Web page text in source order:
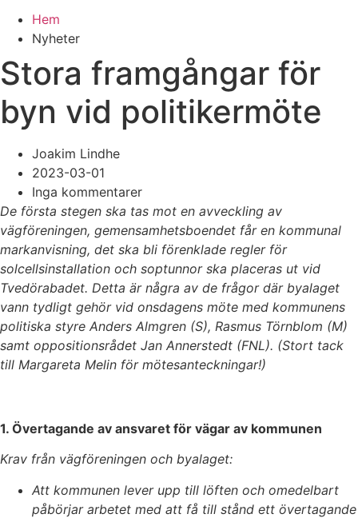
Hem
Nyheter
Stora framgångar för
byn vid politikermöte
Joakim Lindhe
2023-03-01
Inga kommentarer
De första stegen ska tas mot en avveckling av
vägföreningen, gemensamhetsboendet får en kommunal
markanvisning, det ska bli förenklade regler för
solcellsinstallation och soptunnor ska placeras ut vid
Tvedörabadet. Detta är några av de frågor där byalaget
vann tydligt gehör vid onsdagens möte med kommunens
politiska styre Anders Almgren (S), Rasmus Törnblom (M)
samt oppositionsrådet Jan Annerstedt (FNL). (Stort tack
till Margareta Melin för mötesanteckningar!)
1. Övertagande av ansvaret för vägar av kommunen
Krav från vägföreningen och byalaget:
Att kommunen lever upp till löften och omedelbart
påbörjar arbetet med att få till stånd ett övertagande